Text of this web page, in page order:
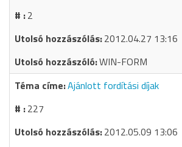
2
2012.04.27 13:16
WIN-FORM
Ajánlott fordítási díjak
227
2012.05.09 13:06